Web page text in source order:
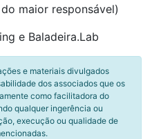
maior responsável)
e Baladeira.Lab
e materiais divulgados
dos associados que os
como facilitadora do
qualquer ingerência ou
execução ou qualidade de